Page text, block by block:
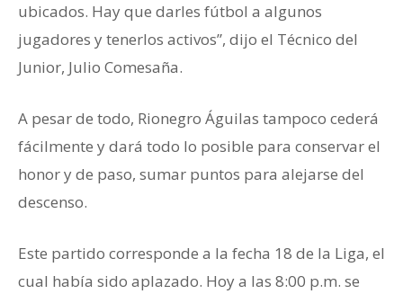
ubicados. Hay que darles fútbol a algunos
jugadores y tenerlos activos”, dijo el Técnico del
Junior, Julio Comesaña.
A pesar de todo, Rionegro Águilas tampoco cederá
fácilmente y dará todo lo posible para conservar el
honor y de paso, sumar puntos para alejarse del
descenso.
Este partido corresponde a la fecha 18 de la Liga, el
cual había sido aplazado. Hoy a las 8:00 p.m. se